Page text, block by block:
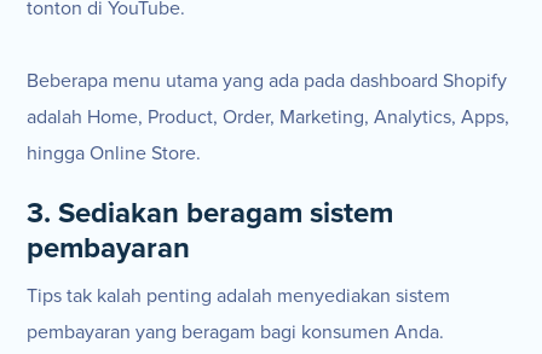
tonton di YouTube.
Beberapa menu utama yang ada pada dashboard Shopify
adalah Home, Product, Order, Marketing, Analytics, Apps,
hingga Online Store.
3. Sediakan beragam sistem
pembayaran
Tips tak kalah penting adalah menyediakan sistem
pembayaran yang beragam bagi konsumen Anda.